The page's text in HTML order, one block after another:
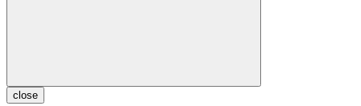
close